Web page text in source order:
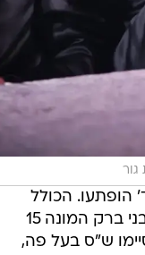
גור
הופתעו. הכולל
הראשון שפנו אליו, כולל 'מזומנים' בני ברק המונה 15
ש"ס בעל פה,